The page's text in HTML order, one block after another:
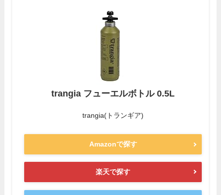
trangia フューエルボトル 0.5L
trangia(トランギア)
Amazonで探す
楽天で探す